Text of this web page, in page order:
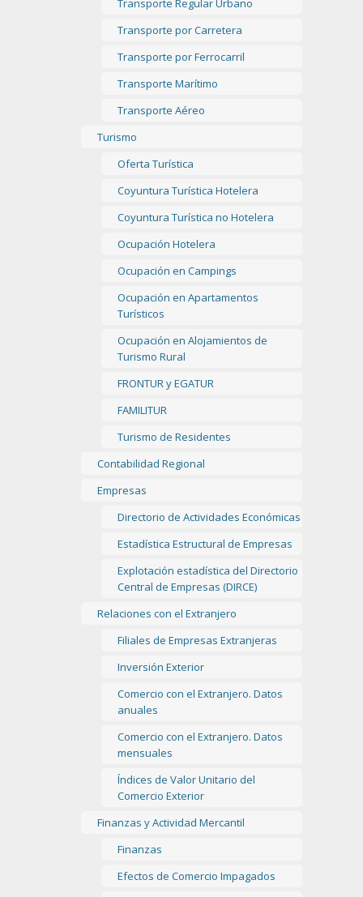
Transporte Regular Urbano
Transporte por Carretera
Transporte por Ferrocarril
Transporte Marítimo
Transporte Aéreo
Turismo
Oferta Turística
Coyuntura Turística Hotelera
Coyuntura Turística no Hotelera
Ocupación Hotelera
Ocupación en Campings
Ocupación en Apartamentos
Turísticos
Ocupación en Alojamientos de
Turismo Rural
FRONTUR y EGATUR
FAMILITUR
Turismo de Residentes
Contabilidad Regional
Empresas
Directorio de Actividades Económicas
Estadística Estructural de Empresas
Explotación estadística del Directorio
Central de Empresas (DIRCE)
Relaciones con el Extranjero
Filiales de Empresas Extranjeras
Inversión Exterior
Comercio con el Extranjero. Datos
anuales
Comercio con el Extranjero. Datos
mensuales
Índices de Valor Unitario del
Comercio Exterior
Finanzas y Actividad Mercantil
Finanzas
Efectos de Comercio Impagados